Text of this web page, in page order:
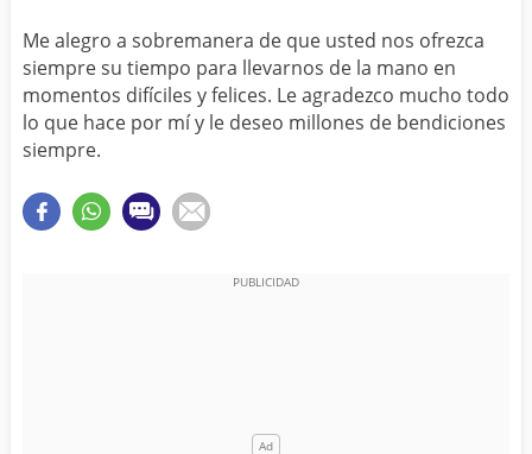
PAPA
HOMBRE
TIA
CUÑADA
ALGUIEN ESPECIAL
PRIMO
Me alegro a sobremanera de que usted nos ofrezca
siempre su tiempo para llevarnos de la mano en
momentos difíciles y felices. Le agradezco mucho todo
lo que hace por mí y le deseo millones de bendiciones
siempre.